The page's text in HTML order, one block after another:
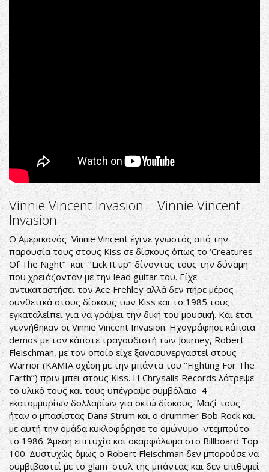
Vinnie Vincent Invasion ‎– Vinnie Vincent
Invasion
Ο Αμερικανός Vinnie Vincent έγινε γνωστός από την
παρουσία τους στους Kiss σε δίσκους όπως το ‘Creatures
Of The Night’’ και ‘’Lick It up’’ δίνοντας τους την δύναμη
που χρειάζονταν με την lead guitar του. Είχε
αντικαταστήσει τον Ace Frehley αλλά δεν πήρε μέρος
συνθετικά στους δίσκους των Kiss και το 1985 τους
εγκαταλείπει για να γράψει την δική του μουσική. Και έτσι
γεννήθηκαν οι Vinnie Vincent Invasion. Ηχογράφησε κάποια
demos με τον κάποτε τραγουδιστή των Journey, Robert
Fleischman, με τον οποίο είχε ξανασυνεργαστεί στους
Warrior (KAMIA σχέση με την μπάντα του ‘’Fighting For The
Earth’’) πριν μπει στους Kiss. Η Chrysalis Records λάτρεψε
το υλικό τους και τους υπέγραψε συμβόλαιο 4
εκατομμυρίων δολλαρίων για οκτώ δίσκους. Μαζί τους
ήταν ο μπασίστας Dana Strum και ο drummer Bob Rock και
με αυτή την ομάδα κυκλοφόρησε το ομώνυμο ντεμπούτο
το 1986. Άμεση επιτυχία και σκαρφάλωμα στο Billboard Top
100. Δυστυχώς όμως ο Robert Fleischman δεν μπορούσε να
συμβιβαστεί με το glam στυλ της μπάντας και δεν επιθυμεί